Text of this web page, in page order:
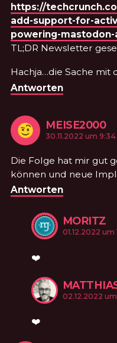
https://
add-support-for-
powering-
TL;DR Newsletter
Hachja…die Sache mit
Antworten
MEISE2000
am
30.11.2022 um 9:34
Die Folge hat mir gut
können und neue
Antworten
MORITZ
am
01.12.2022 um
❤️
am
02.12.2022
❤️